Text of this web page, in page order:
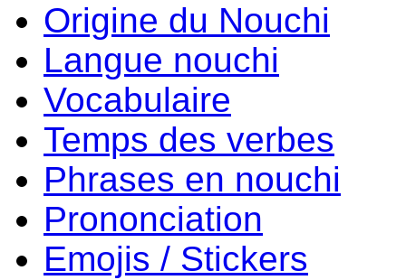
Origine du Nouchi
Langue nouchi
Vocabulaire
Temps des verbes
Phrases en nouchi
Prononciation
Emojis / Stickers